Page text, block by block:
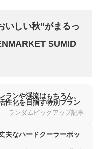
いしい秋”がまるっ
SUMID
ランや渓流はもちろん、
性化を目指す特別プラン
ランダムピックアップ記事
夫なハードクーラーボッ